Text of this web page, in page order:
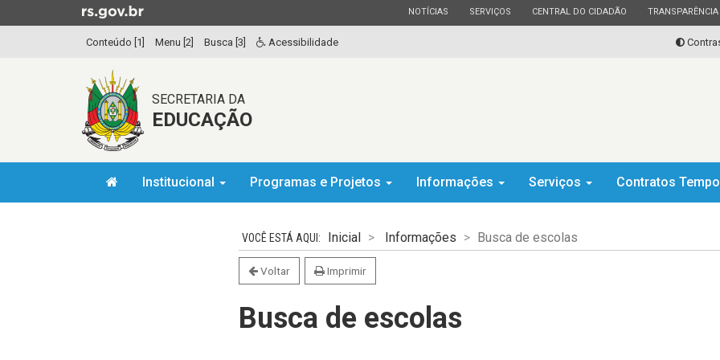
para
Ir
a
ESTADO
NOTÍCIAS ESTADO
SERVIÇOS ESTADO
CENTRAL DO CIDADÃO ESTADO
TRANSPARÊNCIA
Conteúdo [1] Menu [2] Busca [3] Acessibilidade
SECRETARIA DA
EDUCAÇÃO
Institucional Programas e Projetos Informações Serviços Contratos
Inicial Informações Busca de escolas
Voltar Imprimir
Busca de escolas